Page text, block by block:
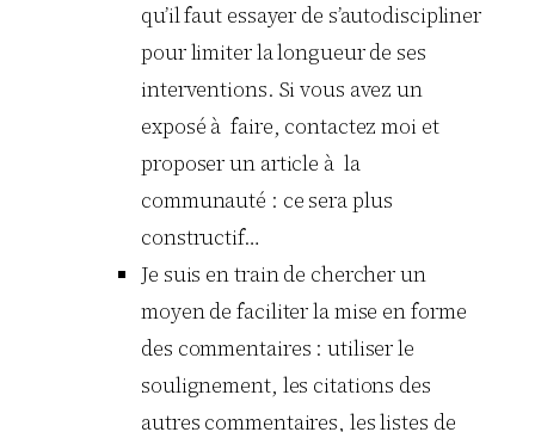
qu’il faut essayer de s’autodiscipliner
pour limiter la longueur de ses
interventions. Si vous avez un
exposé à faire, contactez moi et
proposer un article à la
communauté : ce sera plus
constructif…
Je suis en train de chercher un
moyen de faciliter la mise en forme
des commentaires : utiliser le
soulignement, les citations des
autres commentaires, les listes de